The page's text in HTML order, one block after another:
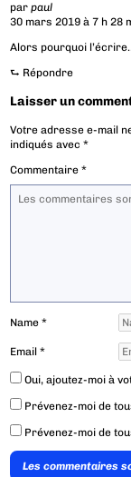
parpaul
30 mars 2019 à 7 h 28
Alors pourquoi
⮑ Répondre
Laisser un
Votre adresse e-mail
indiqués avec*
Commentaire*
Name*
Email*
Oui, ajoutez-moi à
Prévenez-moi de
Prévenez-moi de
Les commentaires